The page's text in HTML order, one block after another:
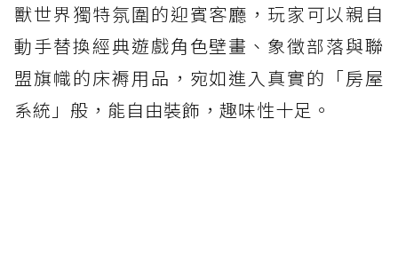
獸世界獨特氛圍的迎賓客廳，玩家可以親自
動手替換經典遊戲角色壁畫、象徵部落與聯
盟旗幟的床褥用品，宛如進入真實的「房屋
系統」般，能自由裝飾，趣味性十足。